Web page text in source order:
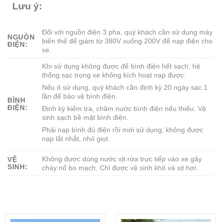
Lưu ý:
NGUỒN
ĐIỆN:
Đối với nguồn điện 3 pha, quý khách cần sử dụng máy
biến thế để giảm từ 380V xuống 200V để nạp điện cho
xe.
BÌNH
ĐIỆN:
Khi sử dụng không được để bình điện hết sạch, hệ
thống sạc trọng xe không kích hoạt nạp được.
Nếu ít sử dụng, quý khách cần định kỳ 20 ngày sạc 1
lần để bảo vệ bình điện.
Định kỳ kiểm tra, châm nước bình điện nếu thiếu. Vệ
sinh sạch bề mặt bình điện.
Phải nạp bình đủ điện rồi mới sử dụng, không được
nạp lắt nhắt, nhỏ giọt.
VỆ
SINH:
Không được dùng nước xịt rửa trực tiếp vào xe gây
cháy nổ bo mạch. Chỉ được vệ sinh khô và xịt hơi.